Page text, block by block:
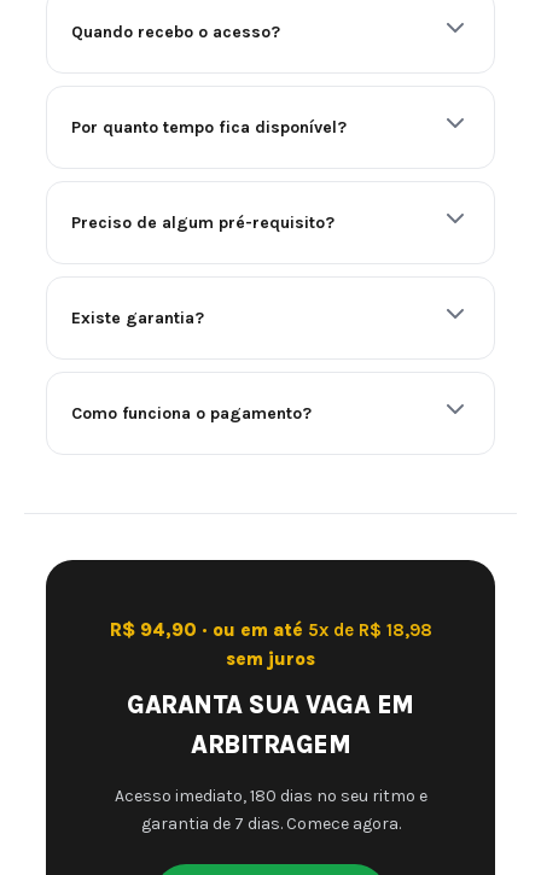
Quando recebo o acesso?
Por quanto tempo fica disponível?
Preciso de algum pré-requisito?
Existe garantia?
Como funciona o pagamento?
R$ 94,90 · ou em até 5x de R$ 18,98
sem juros
GARANTA SUA VAGA EM
ARBITRAGEM
Acesso imediato, 180 dias no seu ritmo e
garantia de 7 dias. Comece agora.